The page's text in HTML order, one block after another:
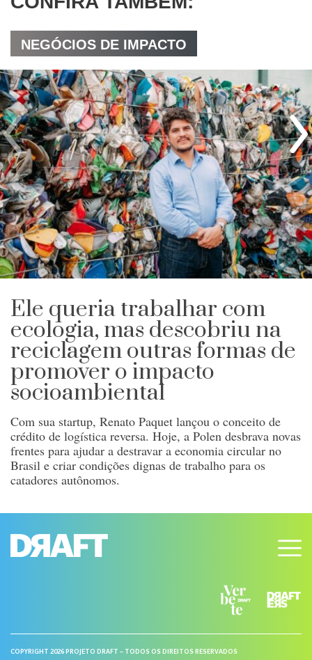
NEGÓCIOS DE IMPACTO
Ele queria trabalhar com
ecologia, mas descobriu na
reciclagem outras formas de
promover o impacto
socioambiental
Com sua startup, Renato Paquet lançou o conceito de
crédito de logística reversa. Hoje, a Polen desbrava novas
frentes para ajudar a destravar a economia circular no
Brasil e criar condições dignas de trabalho para os
catadores autônomos.
COPYRIGHT 2026 PROJETO DRAFT – TODOS OS DIREITOS RESERVADOS